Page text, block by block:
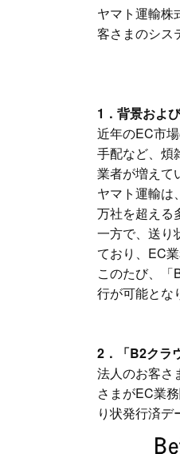
ヤマト運輸株
客さまのシス
1．背景およ
近年のEC市
手配など、煩
業者が増えて
ヤマト運輸は
万社を超える
一方で、送り
ており、EC
このたび、「
行が可能とな
2．「B2クラ
法人のお客さ
さまがEC業
り状発行済デ